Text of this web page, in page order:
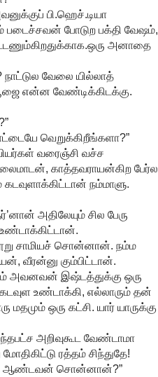
பி.ஹெச்.டியா
படைச்சவன் போடுற பக்தி வேஷம்,
அனாதை
நாட்டுல வேலை யில்லாத்
என்ன வேண்டிக்கிடக்கு.
வெறுக்கிறீங்களா?”
வரைஞ்சி வச்ச
காத்தவராயன்கிற பேர்ல
நம்மாளு.
அதிலேயும் சில பேரு
உண்டாக்கிட்டான்.
சாமியச் சொன்னான். நம்ம
வீரன்னு கும்பிட்டான்.
அவனவன் இஷ்டத்துக்கு ஒரு
உண்டாக்கி, எல்லாரும் தன்
மதமும் ஒரு கட்சி. யார் யாருக்கு
அறிவுகூட வேண்டாமா
ரத்தம் சிந்துதே!
எந்த ஆண்டவன் சொன்னான்?”